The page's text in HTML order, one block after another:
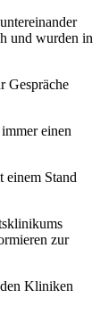
und wurden in
Gespräche
einen
Stand
zur
Kliniken